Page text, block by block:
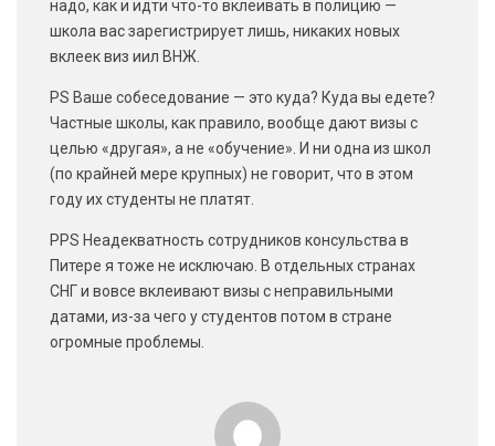
надо, как и идти что-то вклеивать в полицию —
школа вас зарегистрирует лишь, никаких новых
вклеек виз иил ВНЖ.
PS Ваше собеседование — это куда? Куда вы едете?
Частные школы, как правило, вообще дают визы с
целью «другая», а не «обучение». И ни одна из школ
(по крайней мере крупных) не говорит, что в этом
году их студенты не платят.
PPS Неадекватность сотрудников консульства в
Питере я тоже не исключаю. В отдельных странах
СНГ и вовсе вклеивают визы с неправильными
датами, из-за чего у студентов потом в стране
огромные проблемы.